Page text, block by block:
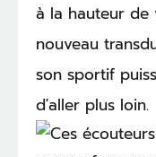
à la hauteur de
nouveau
son sportif
d'aller plus loin.